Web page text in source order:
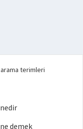
terimleri
demek